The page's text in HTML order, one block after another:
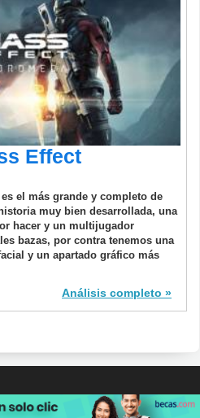
Effect
el más grande y completo de
muy bien desarrollada, una
hacer y un multijugador
bazas, por contra tenemos una
y un apartado gráfico más
Análisis completo